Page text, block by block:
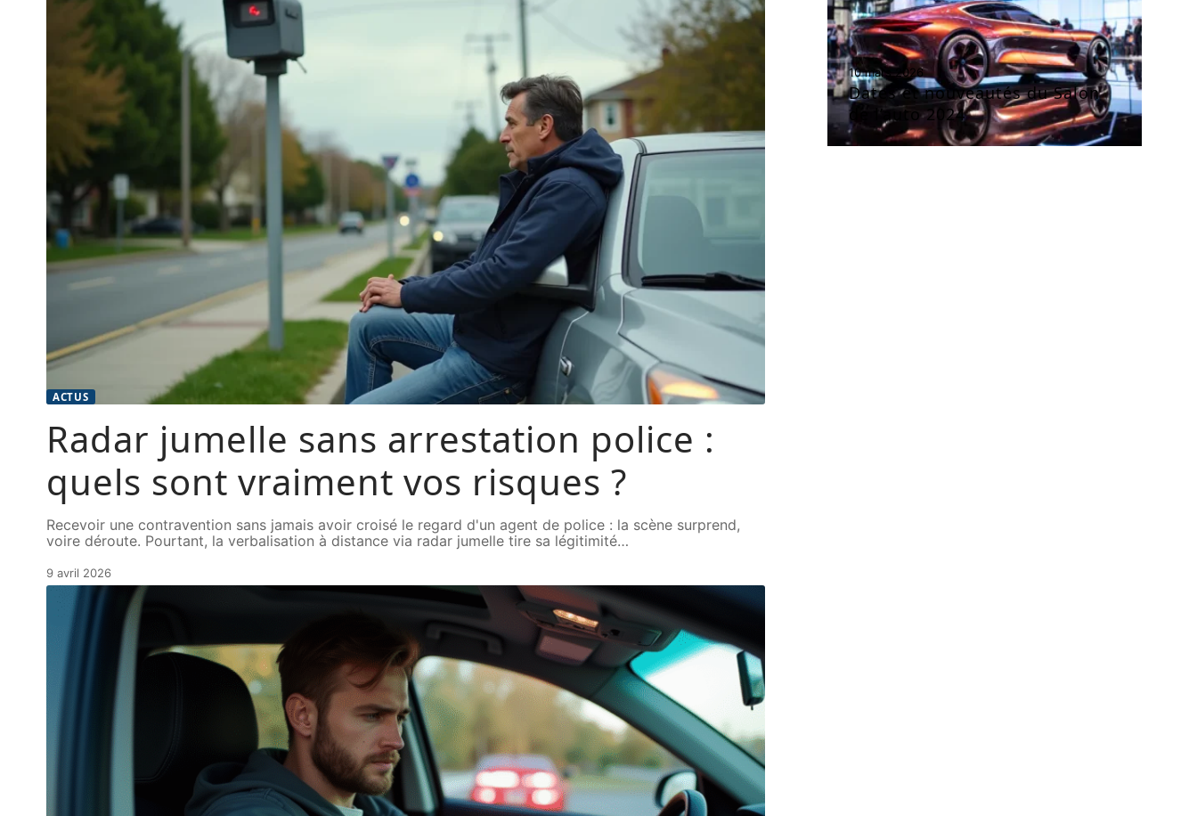
ACTUS
Radar jumelle sans arrestation police :
quels sont vraiment vos risques ?
Recevoir une contravention sans jamais avoir croisé le regard d'un agent de police : la scène surprend,
voire déroute. Pourtant, la verbalisation à distance via radar jumelle tire sa légitimité…
9 avril 2026
10 mars 2026
Dates et nouveautés du Salon
de l’auto 2024